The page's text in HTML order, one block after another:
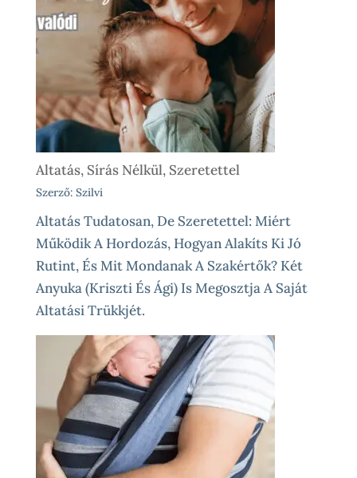
Altatás, Sírás Nélkül, Szeretettel
Szerző: Szilvi
Altatás Tudatosan, De Szeretettel: Miért
Működik A Hordozás, Hogyan Alakíts Ki Jó
Rutint, És Mit Mondanak A Szakértők? Két
Anyuka (Kriszti És Ági) Is Megosztja A Saját
Altatási Trükkjét.